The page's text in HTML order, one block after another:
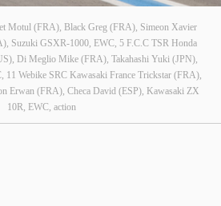
Motul (FRA), Black Greg (FRA), Simeon Xavier
Suzuki GSXR-1000, EWC, 5 F.C.C TSR Honda
Di Meglio Mike (FRA), Takahashi Yuki (JPN),
11 Webike SRC Kawasaki France Trickstar (FRA),
Erwan (FRA), Checa David (ESP), Kawasaki ZX
10R, EWC, action